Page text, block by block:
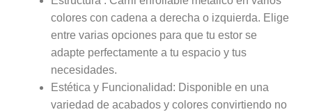
colores con cadena a derecha o izquierda. Elige
entre varias opciones para que tu estor se
adapte perfectamente a tu espacio y tus
necesidades.
Estética y Funcionalidad: Disponible en una
variedad de acabados y colores convirtiendo no